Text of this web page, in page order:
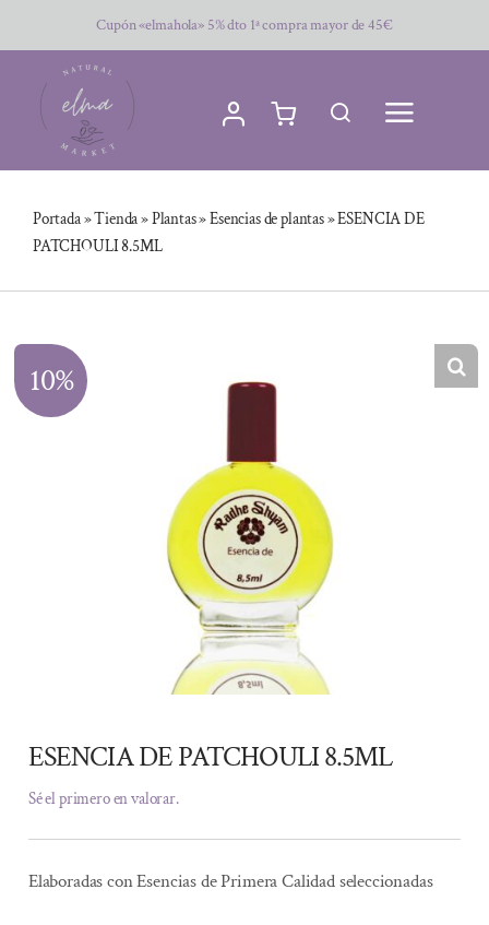
al
contenido
Cupón «elmahola» 5% dto 1ª compra mayor de 45€
Portada»Tienda»Plantas»Esencias de plantas»ESENCIA DE
PATCHOULI 8.5ML
10%
ESENCIA DE PATCHOULI 8.5ML
Sé el primero en valorar.
Elaboradas con Esencias de Primera Calidad seleccionadas